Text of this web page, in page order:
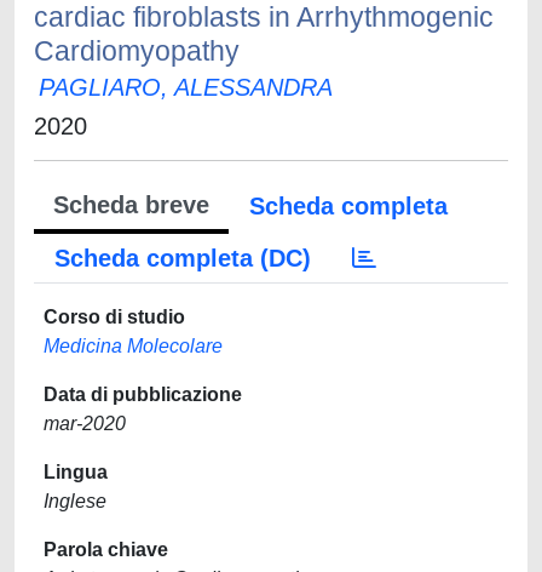
cardiac fibroblasts in Arrhythmogenic
Cardiomyopathy
PAGLIARO, ALESSANDRA
2020
Scheda breve
Scheda completa
Scheda completa (DC)
Corso di studio
Medicina Molecolare
Data di pubblicazione
mar-2020
Lingua
Inglese
Parola chiave